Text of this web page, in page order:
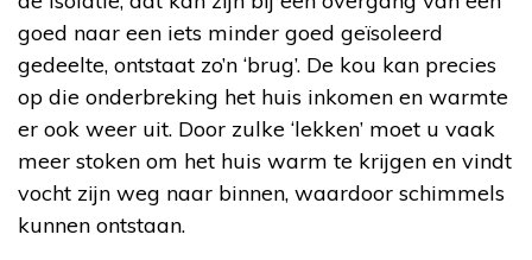
goed naar een iets minder goed geïsoleerd
gedeelte, ontstaat zo’n ‘brug’. De kou kan precies
op die onderbreking het huis inkomen en warmte
er ook weer uit. Door zulke ‘lekken’ moet u vaak
meer stoken om het huis warm te krijgen en vindt
vocht zijn weg naar binnen, waardoor schimmels
kunnen ontstaan.